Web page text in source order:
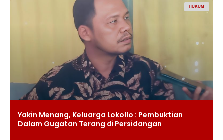
HUKUM
Yakin Menang, Keluarga Lokollo : Pembuktian
Dalam Gugatan Terang di Persidangan